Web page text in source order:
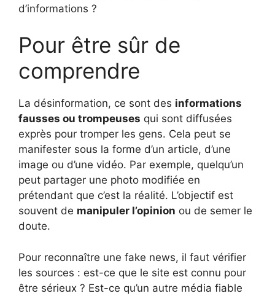
d’informations ?
Pour être sûr de
comprendre
La désinformation, ce sont des informations
fausses ou trompeuses qui sont diffusées
exprès pour tromper les gens. Cela peut se
manifester sous la forme d’un article, d’une
image ou d’une vidéo. Par exemple, quelqu’un
peut partager une photo modifiée en
prétendant que c’est la réalité. L’objectif est
souvent de manipuler l’opinion ou de semer le
doute.
Pour reconnaître une fake news, il faut vérifier
les sources : est-ce que le site est connu pour
être sérieux ? Est-ce qu’un autre média fiable